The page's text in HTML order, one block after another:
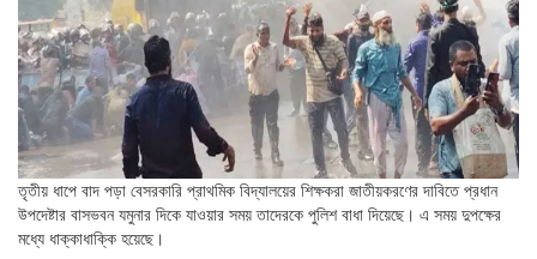
তৃতীয় ধাপে বাদ পড়া বেসরকারি প্রাথমিক বিদ্যালয়ের শিক্ষকরা জাতীয়করণের দাবিতে প্রধান
উপদেষ্টার বাসভবন যমুনার দিকে যাওয়ার সময় তাদেরকে পুলিশ বাধা দিয়েছে। এ সময় দুপক্ষের
মধ্যে ধাক্কাধাক্কি হয়েছে।